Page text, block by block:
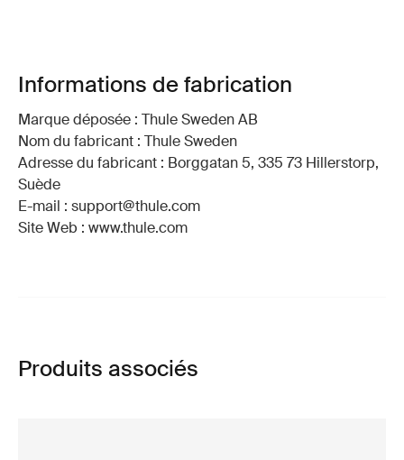
Informations de fabrication
Marque déposée : Thule Sweden AB
Nom du fabricant : Thule Sweden
Adresse du fabricant : Borggatan 5, 335 73 Hillerstorp,
Suède
E-mail : support@thule.com
Site Web : www.thule.com
Produits associés